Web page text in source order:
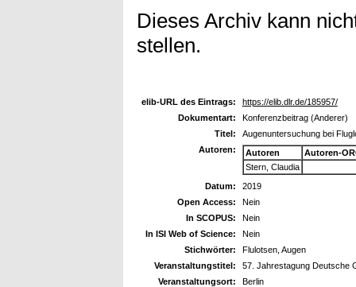
Dieses Archiv kann
stellen.
elib-URL des Eintrags:
https://elib.dlr.de/185957/
Dokumentart:
Konferenzbeitrag (Anderer)
Titel:
Augenuntersuchung bei
Autoren:
Autoren
Autoren-
Stern, Claudia
Datum:
2019
Open Access:
Nein
In SCOPUS:
Nein
In ISI Web of Science:
Nein
Stichwörter:
Flulotsen, Augen
Veranstaltungstitel:
57. Jahrestagung Deutsche
Veranstaltungsort:
Berlin